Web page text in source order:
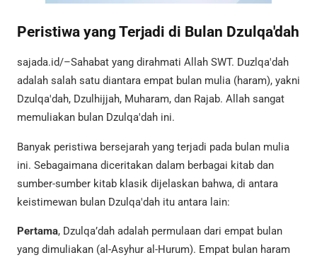
Peristiwa yang Terjadi di Bulan Dzulqa'dah
sajada.id/–Sahabat yang dirahmati Allah SWT. Duzlqa'dah
adalah salah satu diantara empat bulan mulia (haram), yakni
Dzulqa'dah, Dzulhijjah, Muharam, dan Rajab. Allah sangat
memuliakan bulan Dzulqa'dah ini.
Banyak peristiwa bersejarah yang terjadi pada bulan mulia
ini. Sebagaimana diceritakan dalam berbagai kitab dan
sumber-sumber kitab klasik dijelaskan bahwa, di antara
keistimewan bulan Dzulqa'dah itu antara lain:
Pertama, Dzulqa’dah adalah permulaan dari empat bulan
yang dimuliakan (al-Asyhur al-Hurum). Empat bulan haram